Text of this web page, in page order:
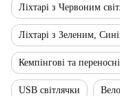
Ліхтарі з Червоним
Ліхтарі з Зеленим,
Кемпінгові та переносні
USB світлячки